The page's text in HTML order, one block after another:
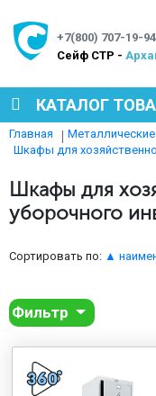
+7(800) 707-19-94
Cейф СТР -
КАТАЛОГ
СЕЙФЫ
Главная
Шкафы для
Шкафы для
уборочного
Сортировать по: ▲
Фильтр